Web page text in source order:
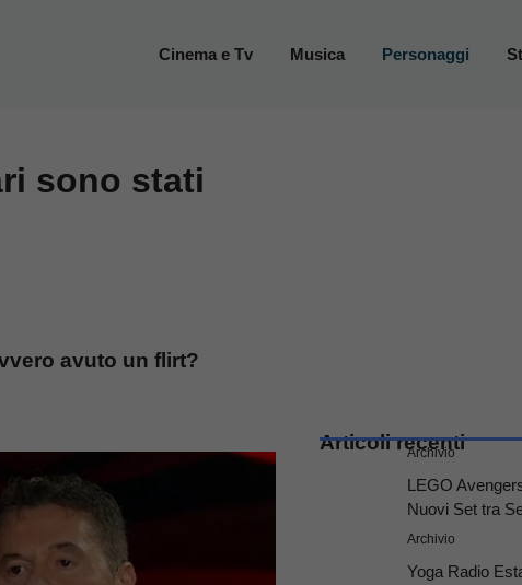
Cinema e Tv Musica Personaggi
sono stati
avuto un flirt?
Articoli recenti
Archivio
LEGO
Nuovi Set tra
Archivio
Yoga Radio